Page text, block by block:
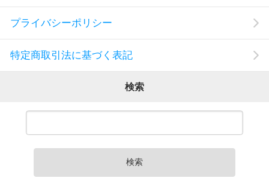
プライバシーポリシー
特定商取引法に基づく表記
検索
検索